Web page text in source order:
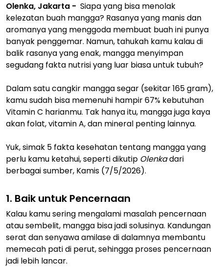
Olenka, Jakarta - Siapa yang bisa menolak
kelezatan buah mangga? Rasanya yang manis dan
aromanya yang menggoda membuat buah ini punya
banyak penggemar. Namun, tahukah kamu kalau di
balik rasanya yang enak, mangga menyimpan
segudang fakta nutrisi yang luar biasa untuk tubuh?
Dalam satu cangkir mangga segar (sekitar 165 gram),
kamu sudah bisa memenuhi hampir 67% kebutuhan
Vitamin C harianmu. Tak hanya itu, mangga juga kaya
akan folat, vitamin A, dan mineral penting lainnya.
Yuk, simak 5 fakta kesehatan tentang mangga yang
perlu kamu ketahui, seperti dikutip Olenkadari
berbagai sumber, Kamis (7/5/2026).
1. Baik untuk Pencernaan
Kalau kamu sering mengalami masalah pencernaan
atau sembelit, mangga bisa jadi solusinya. Kandungan
serat dan senyawa amilase di dalamnya membantu
memecah pati di perut, sehingga proses pencernaan
jadi lebih lancar.